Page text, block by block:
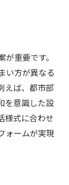
重要です。
い方が異なる
えば、都市部
を意識した設
様式に合わせ
ォームが実現